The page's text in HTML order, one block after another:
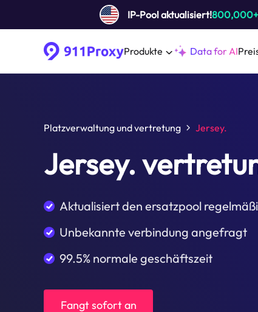
IP-Pool aktualisiert!800,000+
Produkte Data for AI
Platzverwaltung und vertretung Jersey.
Jersey.
Aktualisiert den ersatzpool
Unbekannte verbindung angefragt
99.5% normale geschäftszeit
Fangt sofort an